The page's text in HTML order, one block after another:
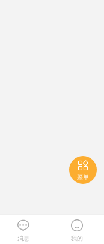

菜单

消息

我的